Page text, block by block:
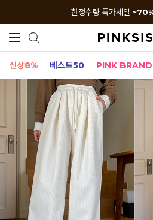
한정수량 특가세일
신상8% 베스트50 PINK BRAND